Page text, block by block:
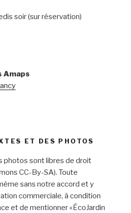
soir (sur réservation)
Amaps
ET DES PHOTOS
photos sont libres de droit
CC-By-SA). Toute
sans notre accord et y
commerciale, à condition
et de mentionner «ÉcoJardin